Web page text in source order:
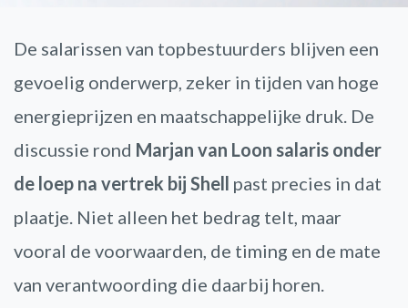
De salarissen van topbestuurders blijven een
gevoelig onderwerp, zeker in tijden van hoge
energieprijzen en maatschappelijke druk. De
discussie rond Marjan van Loon salaris onder
de loep na vertrek bij Shell past precies in dat
plaatje. Niet alleen het bedrag telt, maar
vooral de voorwaarden, de timing en de mate
van verantwoording die daarbij horen.